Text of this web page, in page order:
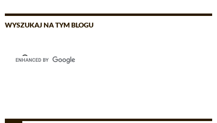
WYSZUKAJ NA TYM BLOGU